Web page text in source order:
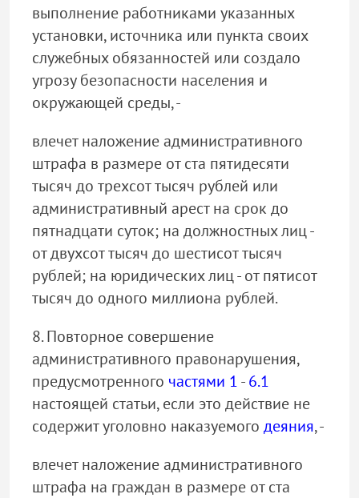
выполнение работниками указанных
установки, источника или пункта своих
служебных обязанностей или создало
угрозу безопасности населения и
окружающей среды, -
влечет наложение административного
штрафа в размере от ста пятидесяти
тысяч до трехсот тысяч рублей или
административный арест на срок до
пятнадцати суток; на должностных лиц -
от двухсот тысяч до шестисот тысяч
рублей; на юридических лиц - от пятисот
тысяч до одного миллиона рублей.
8. Повторное совершение
административного правонарушения,
предусмотренного частями 1-6.1
настоящей статьи, если это действие не
содержит уголовно наказуемого деяния, -
влечет наложение административного
штрафа на граждан в размере от ста